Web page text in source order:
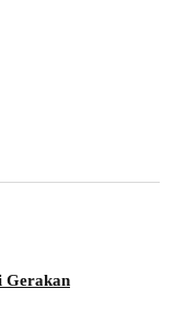
Gerakan